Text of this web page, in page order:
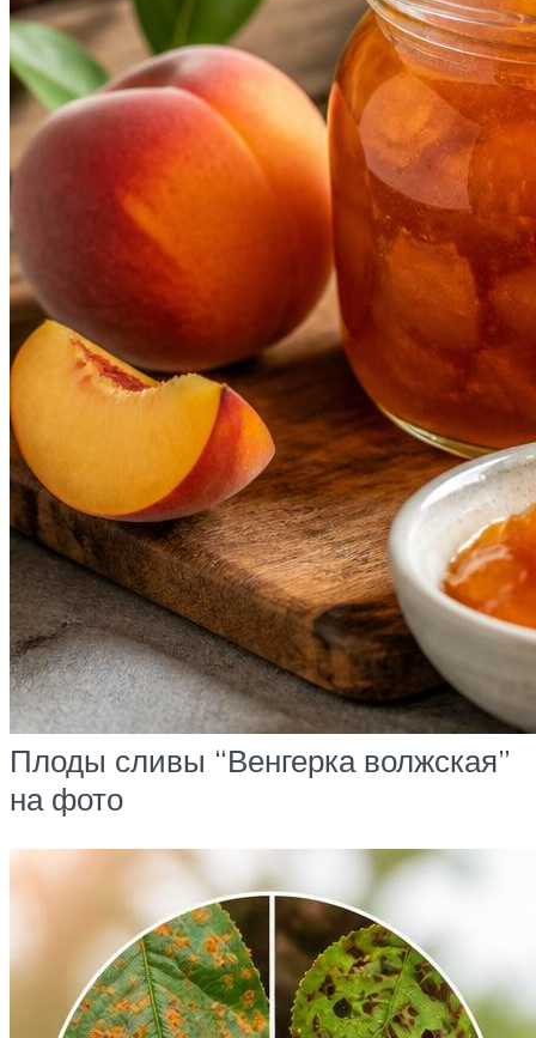
Плоды сливы “Венгерка волжская”
на фото